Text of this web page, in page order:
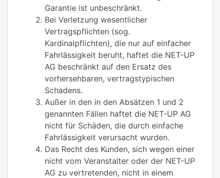
Garantie ist unbeschränkt.
Bei Verletzung wesentlicher
Vertragspflichten (sog.
Kardinalpflichten), die nur auf einfacher
Fahrlässigkeit beruht, haftet die NET-UP
AG beschränkt auf den Ersatz des
vorhersehbaren, vertragstypischen
Schadens.
Außer in den in den Absätzen 1 und 2
genannten Fällen haftet die NET-UP AG
nicht für Schäden, die durch einfache
Fahrlässigkeit verursacht wurden.
Das Recht des Kunden, sich wegen einer
nicht vom Veranstalter oder der NET-UP
AG zu vertretenden, nicht in einem